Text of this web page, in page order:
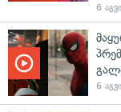
6
6